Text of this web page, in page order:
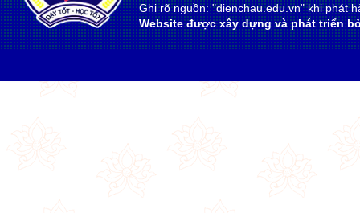
Ghi rõ nguồn: "dienchau.edu.vn" khi phát
Website được xây dựng và phát triển